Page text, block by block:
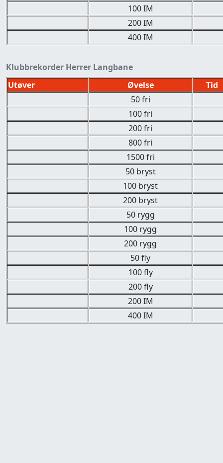
100 IM
200 IM
400 IM
Klubbrekorder Herrer Langbane
Utøver
Øvelse
Tid
50 fri
100 fri
200 fri
800 fri
1500 fri
50 bryst
100 bryst
200 bryst
50 rygg
100 rygg
200 rygg
50 fly
100 fly
200 fly
200 IM
400 IM